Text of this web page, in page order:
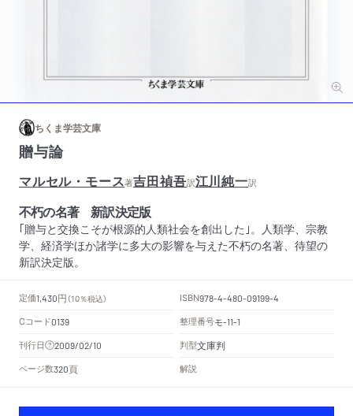
ちくま学芸文庫
贈与論
マルセル・モース著吉田禎吾訳江川純一訳
不朽の名著 新訳決定版
｢贈与と交換こそが根源的人類社会を創出した｣。人類学、宗教
学、経済学ほか諸学に多大の影響を与えた不朽の名著、待望の
新訳決定版。
定価1,430円 （10％税込） ISBN978-4-480-09199-4
Cコード0139 整理番号モ-11-1
刊行日 2009/02/10 判型文庫判
ページ数320頁 解説